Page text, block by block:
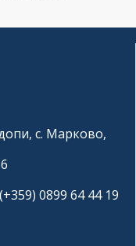
с. Марково,
0899 64 44 19